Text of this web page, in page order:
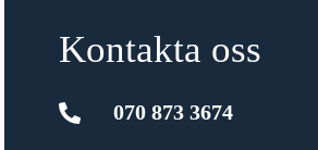
Kontakta oss
070 873 3674